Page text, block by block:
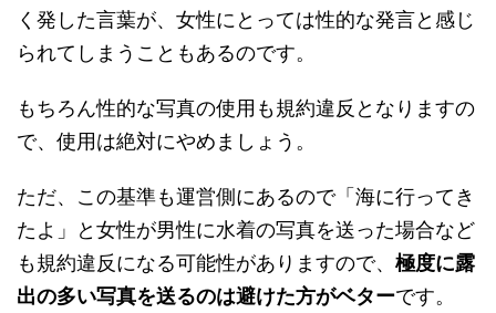
く発した言葉が、女性にとっては性的な発言と感じ
られてしまうこともあるのです。
もちろん性的な写真の使用も規約違反となりますの
で、使用は絶対にやめましょう。
ただ、この基準も運営側にあるので「海に行ってき
たよ」と女性が男性に水着の写真を送った場合など
も規約違反になる可能性がありますので、 極度に露
出の多い写真を送るのは避けた方がベターです。